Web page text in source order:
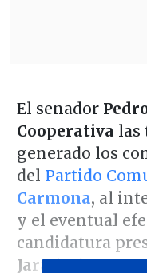
El senador
Cooperativa las
generado los
del Partido
Carmona, al
y el eventual
candidatura
Jara(PC).